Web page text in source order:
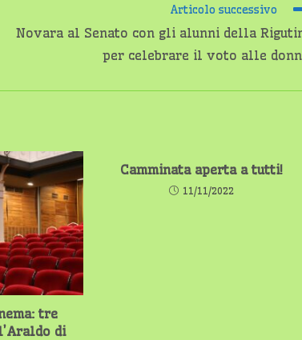
Articolo successivo
Novara al Senato con gli alunni della
per celebrare il voto alle
tre
di
Camminata aperta a tutti!
11/11/2022